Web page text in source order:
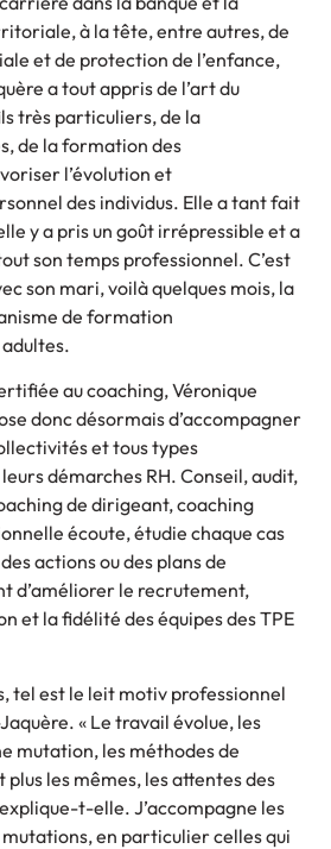
à la tête, entre autres, de
et de protection de l’enfance,
a tout appris de l’art du
très particuliers, de la
de la formation des
l’évolution et
des individus. Elle a tant fait
y a pris un goût irrépressible et a
son temps professionnel. C’est
son mari, voilà quelques mois, la
de formation
au coaching, Véronique
donc désormais d’accompagner
et tous types
démarches RH. Conseil, audit,
de dirigeant, coaching
écoute, étudie chaque cas
actions ou des plans de
d’améliorer le recrutement,
et la fidélité des équipes des TPE
tel est le leit motiv professionnel
« Le travail évolue, les
mutation, les méthodes de
les mêmes, les attentes des
t-elle. J’accompagne les
en particulier celles qui